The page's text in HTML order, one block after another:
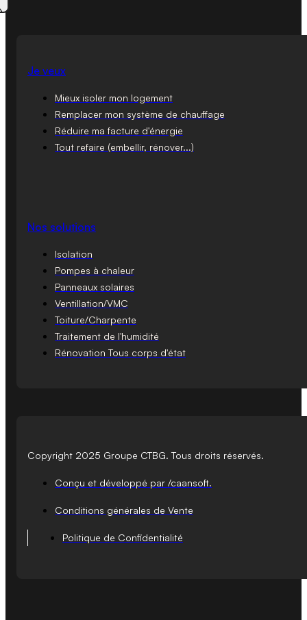
Je veux
Mieux isoler mon logement
Remplacer mon système de chauffage
Réduire ma facture d'énergie
Tout refaire (embellir, rénover...)
Nos solutions
Isolation
Pompes à chaleur
Panneaux solaires
Ventillation/VMC
Toiture/Charpente
Traitement de l'humidité
Rénovation Tous corps d'état
Copyright 2025 Groupe CTBG. Tous droits réservés.
Conçu et développé par /caansoft.
Conditions générales de Vente
Politique de Confidentialité